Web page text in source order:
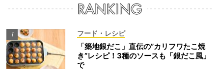
フード・レシピ
「築地銀だこ」直伝の”カリフワたこ焼
き”レシピ！3種のソースも「銀だこ風」
で